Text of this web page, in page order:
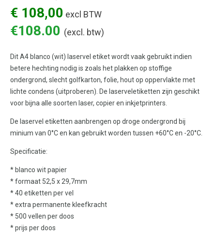
€ 108,00 excl BTW
€108.00 (excl. btw)
Dit A4 blanco (wit) laservel etiket wordt vaak gebruikt indien
betere hechting nodig is zoals het plakken op stoffige
ondergrond, slecht golfkarton, folie, hout op oppervlakte met
lichte condens (uitproberen). De laserveletiketten zijn geschikt
voor bijna alle soorten laser, copier en inkjetprinters.
De laservel etiketten aanbrengen op droge ondergrond bij
minium van 0°C en kan gebruikt worden tussen +60°C en -20°C.
Specificatie:
* blanco wit papier
* formaat 52,5 x 29,7mm
* 40 etiketten per vel
* extra permanente kleefkracht
* 500 vellen per doos
* prijs per doos